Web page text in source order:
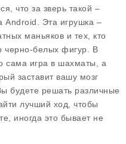
что за зверь такой –
Android. Эта игрушка –
маньяков и тех, кто
черно-белых фигур. В
сама игра в шахматы, а
заставит вашу мозг
будете решать различные
лучший ход, чтобы
иногда это бывает не